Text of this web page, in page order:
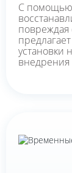
С помощью
повреждая
установки
внедрения